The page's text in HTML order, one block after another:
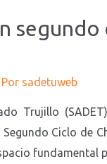
sadetuweb
Trujillo
Ciclo de
fundamental